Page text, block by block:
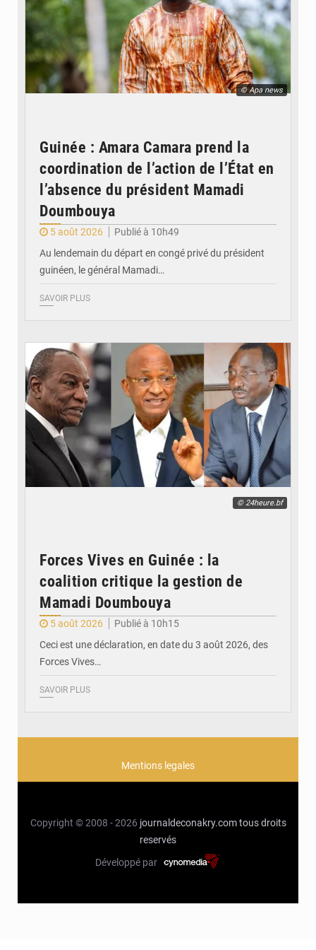
© Apa news
Guinée : Amara Camara prend la
coordination de l’action de l’État en
l’absence du président Mamadi
Doumbouya
5 août 2026
Publié à 10h49
Au lendemain du départ en congé privé du président
guinéen, le général Mamadi…
SAVOIR PLUS
© 24heure.bf
Forces Vives en Guinée : la
coalition critique la gestion de
Mamadi Doumbouya
5 août 2026
Publié à 10h15
Ceci est une déclaration, en date du 3 août 2026, des
Forces Vives…
SAVOIR PLUS
Mentions legales
Copyright © 2008 - 2026 journaldeconakry.com tous droits
reservés
Développé par